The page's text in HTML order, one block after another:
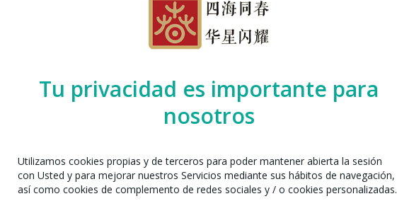
Tu privacidad es importante para
nosotros
Utilizamos cookies propias y de terceros para poder mantener abierta la sesión
con Usted y para mejorar nuestros Servicios mediante sus hábitos de navegación,
así como cookies de complemento de redes sociales y / o cookies personalizadas.